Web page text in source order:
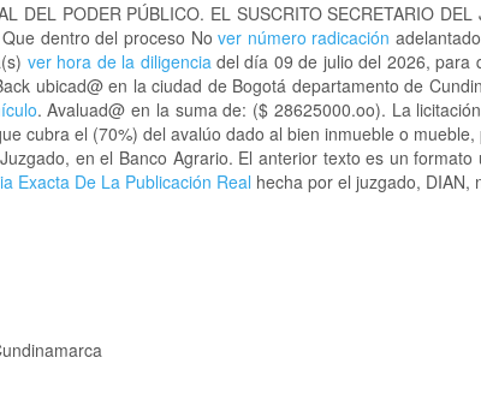
DEL PODER PÚBLICO. EL SUSCRITO SECRETARIO DEL
dentro del proceso Nover número radicación
ver hora de la diligenciadel día 09 de julio del 2026, para
ubicad@ en la ciudad de Bogotá departamento de
. Avaluad@ en la suma de: ($ 28625000.oo). La
cubra el (70%) del avalúo dado al bien inmueble o
en el Banco Agrario. El anterior texto es un
Exacta De La Publicación Real hecha por el juzgado, DIAN,